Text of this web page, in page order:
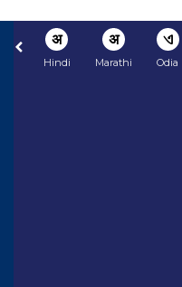
अ
Hindi
अ
Marathi
ଏ
Odia